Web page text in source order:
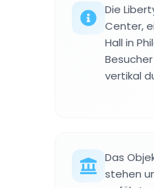
Die
Center,
Hall in
vertikal
Das
stehen